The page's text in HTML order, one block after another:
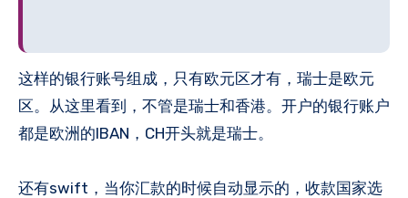
这样的银行账号组成，只有欧元区才有，瑞士是欧元
区。从这里看到，不管是瑞士和香港。开户的银行账户
都是欧洲的IBAN，CH开头就是瑞士。
还有swift，当你汇款的时候自动显示的，收款国家选